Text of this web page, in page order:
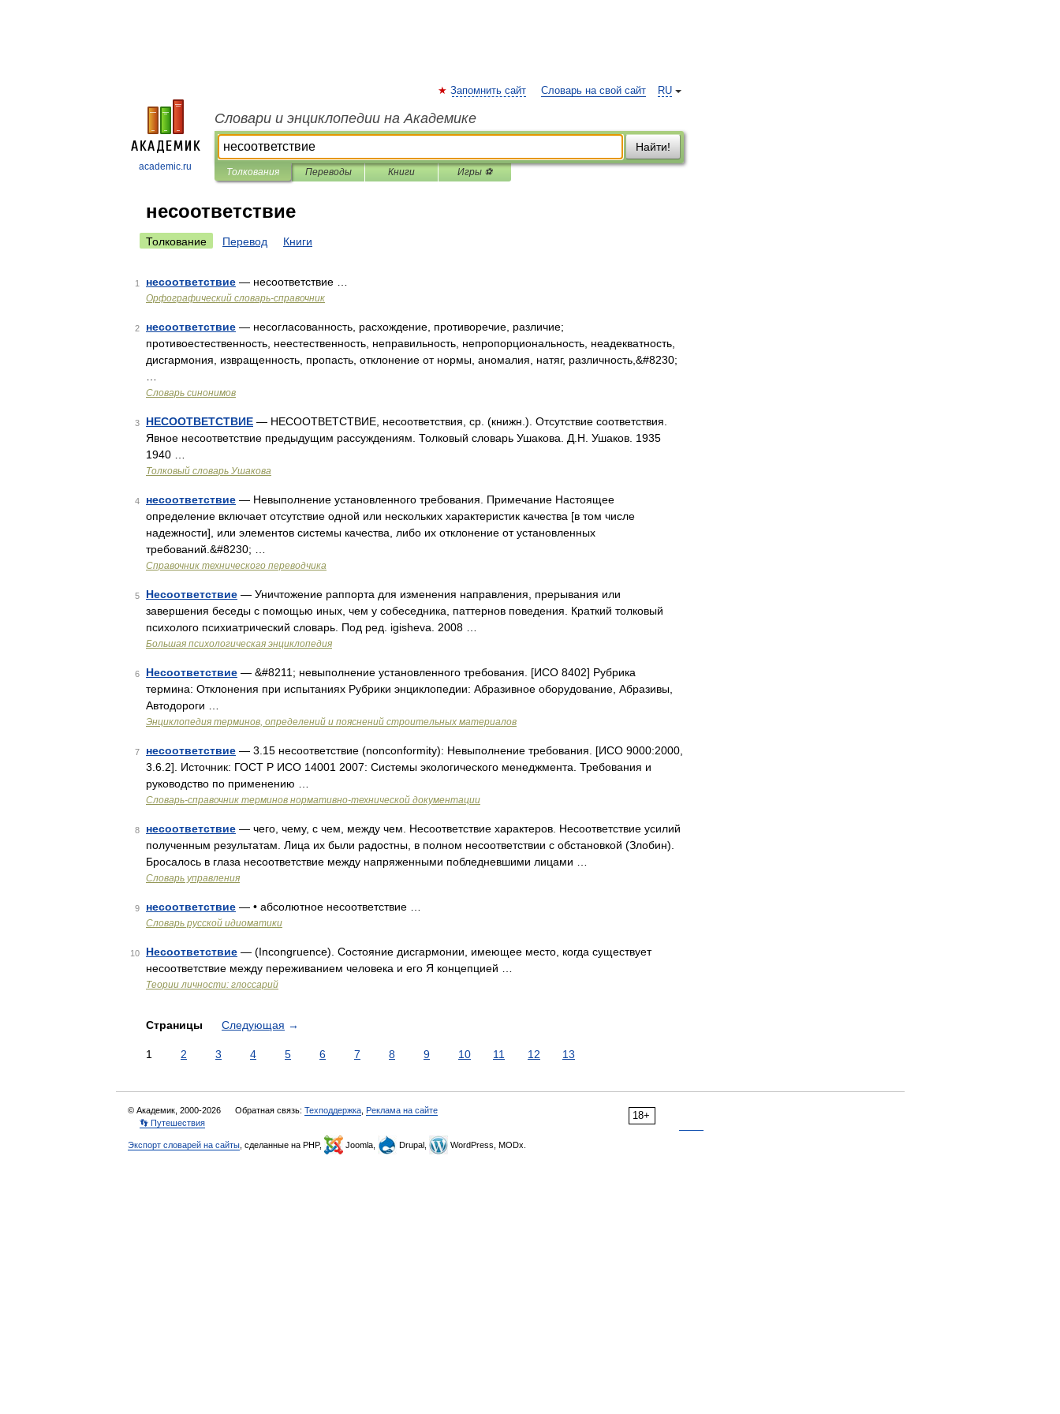
academic.ru
RU
Запомнить сайт Словарь на свой сайт
Словари и энциклопедии на Академике
Найти!
Толкования Переводы Книги Игры ⚽
несоответствие
Толкование Перевод Книги
1 несоответствие — несоответствие …
Орфографический словарь-справочник
2 несоответствие — несогласованность, расхождение, противоречие, различие;
противоестественность, неестественность, неправильность, непропорциональность, неадекватность,
дисгармония, извращенность, пропасть, отклонение от нормы, аномалия, натяг, различность,&#8230;
Словарь синонимов
3 НЕСООТВЕТСТВИЕ — НЕСООТВЕТСТВИЕ, несоответствия, ср. (книжн.). Отсутствие соответствия.
Явное несоответствие предыдущим рассуждениям. Толковый словарь Ушакова. Д.Н. Ушаков. 1935
1940 …
Толковый словарь Ушакова
4 несоответствие — Невыполнение установленного требования. Примечание Настоящее
определение включает отсутствие одной или нескольких характеристик качества [в том числе
надежности], или элементов системы качества, либо их отклонение от установленных
требований.&#8230; …
Справочник технического переводчика
5 Несоответствие — Уничтожение раппорта для изменения направления, прерывания или
завершения беседы с помощью иных, чем у собеседника, паттернов поведения. Краткий толковый
психолого психиатрический словарь. Под ред. igisheva. 2008 …
Большая психологическая энциклопедия
6 Несоответствие — &#8211; невыполнение установленного требования. [ИСО 8402] Рубрика
термина: Отклонения при испытаниях Рубрики энциклопедии: Абразивное оборудование, Абразивы,
Автодороги …
Энциклопедия терминов, определений и пояснений строительных материалов
7 несоответствие — 3.15 несоответствие (nonconformity): Невыполнение требования. [ИСО 9000:2000,
3.6.2]. Источник: ГОСТ Р ИСО 14001 2007: Системы экологического менеджмента. Требования и
руководство по применению …
Словарь-справочник терминов нормативно-технической документации
8 несоответствие — чего, чему, с чем, между чем. Несоответствие характеров. Несоответствие усилий
полученным результатам. Лица их были радостны, в полном несоответствии с обстановкой (Злобин).
Бросалось в глаза несоответствие между напряженными побледневшими лицами …
Словарь управления
9 несоответствие — • абсолютное несоответствие …
Словарь русской идиоматики
10 Несоответствие — (Incongruence). Состояние дисгармонии, имеющее место, когда существует
несоответствие между переживанием человека и его Я концепцией …
Теории личности: глоссарий
Страницы Следующая →
1 2 3 4 5 6 7 8 9 10 11 12 13
18+
© Академик, 2000-2026 Обратная связь: Техподдержка Реклама на сайте
👣 Путешествия
Экспорт словарей на сайты , сделанные на PHP, Joomla, Drupal, WordPress, MODx.